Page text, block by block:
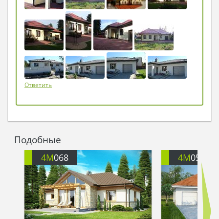
разрумянились, и беседа полилась за чаем
легко и непринужденно…
Ответить
Подобные
4M068 4M057G